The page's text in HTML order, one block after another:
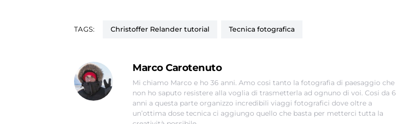
TAGS: Christoffer Relander tutorial tecnica fotografica
Marco Carotenuto
Mi chiamo Marco e ho 36 anni. Amo cosi tanto la fotografia di paesaggio che
non ho saputo resistere alla voglia di trasmetterla ad ognuno di voi. Cosi da 6
anni a questa parte organizzo incredibili viaggi fotografici dove oltre a
un’ottima dose tecnica ci aggiungo quello che basta per metterci tutta la